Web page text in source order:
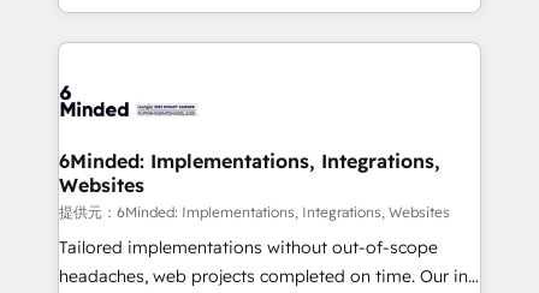
smarter with AI and HubSpot.
solutions to complex GTM and RevOps challenges.
Our Expertise 🔹 Onboarding & Implementation:
tailored to your GTM motion. 🔹 Migrations:
from other CRMs to HubSpot without data loss or
downtime. 🔹 RevOps Strategy: Align teams,
processes, and data to drive revenue efficiency. 🔹
Integrations: Connect HubSpot with your tech stack
for better adoption. 🔹 Custom Solutions: Build
6Minded: Implementations, Integrations,
Websites
提供元：6Minded: Implementations, Integrations, Websites
Tailored implementations without out-of-scope
headaches, web projects completed on time. Our in-